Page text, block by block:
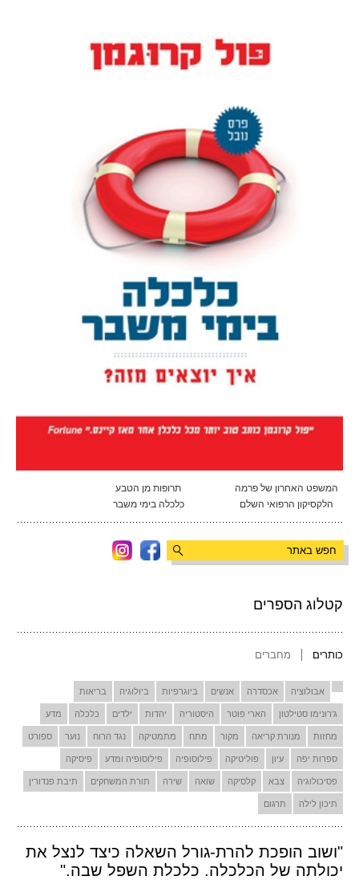
קטלוג הספרים
כותרים מחברים
אבולוציה אכסדרה אנשים ביוגרפיות ביולוגיה בריאות
ג'רונימו סטילטון הארי פוטר היסטוריה יהדות ילדים כלכלה מדע
מחזות מנורת קריאה מקור מתח מתמטיקה נגד הרוח נוער ספורט
ספרות יפה עיון פוליטיקה פילוסופיה פילוסופיה ומדע פיסיקה
פסיכולוגיה צבא קלסיקה שואה שירה תורת המשחקים תיבת פנדורין
תיכון לילה תרגום
"ושוב הופכת להרת-גורל השאלה כיצד לנצל את
יכולתה של הכלכלה. כלכלת השפל שבה."
המשפט האחרון של פרמה
תרופות מן הטבע
הלקסיקון הרפואי השלם
כלכלה בימי משבר